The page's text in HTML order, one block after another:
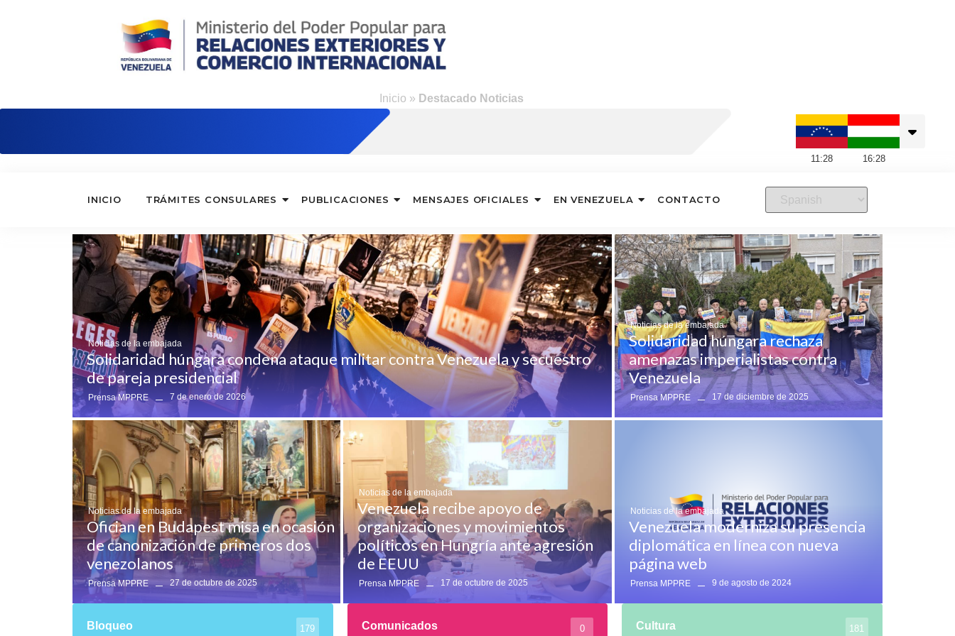
Inicio » Destacado Noticias
11 :28 16:28
INICIO TRÁMITES CONSULARES PUBLICACIONES MENSAJES OFICIALES EN VENEZUELA CONTACTO
Noticias de la embajada
Solidaridad húngara condena ataque militar contra Venezuela y secuestro
de pareja presidencial
Prensa MPPRE 7 de enero de 2026
Noticias de la embajada
Solidaridad húngara rechaza
amenazas imperialistas contra
Venezuela
Prensa MPPRE 17 de diciembre de 2025
Noticias de la embajada
Ofician en Budapest misa en ocasión
de canonización de primeros dos
venezolanos
Prensa MPPRE 27 de octubre de 2025
Noticias de la embajada
Venezuela recibe apoyo de
organizaciones y movimientos
políticos en Hungría ante agresión
de EEUU
Prensa MPPRE 17 de octubre de 2025
Noticias de la embajada
Venezuela moderniza su presencia
diplomática en línea con nueva
página web
Prensa MPPRE 9 de agosto de 2024
Bloqueo 179 Comunicados 0 Cultura 181